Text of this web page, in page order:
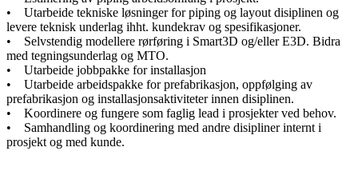
• Utarbeide tekniske løsninger for piping og layout disiplinen og
levere teknisk underlag ihht. kundekrav og spesifikasjoner.
• Selvstendig modellere rørføring i Smart3D og/eller E3D. Bidra
med tegningsunderlag og MTO.
• Utarbeide jobbpakke for installasjon
• Utarbeide arbeidspakke for prefabrikasjon, oppfølging av
prefabrikasjon og installasjonsaktiviteter innen disiplinen.
• Koordinere og fungere som faglig lead i prosjekter ved behov.
• Samhandling og koordinering med andre disipliner internt i
prosjekt og med kunde.